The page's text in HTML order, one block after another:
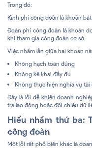
Trong đó:
Kinh phí công đoàn là khoản
Đoàn phí công đoàn là khoản
khi tham gia công đoàn cơ sở.
Việc nhầm lẫn giữa hai khoản
Không hạch toán đúng
Không kê khai đầy đủ
Không thực hiện nghĩa vụ
Đây là lỗi dễ khiến doanh
tra lao động hoặc đối chiếu dữ
Hiểu nhầm thứ ba:
công đoàn
Một lỗi rất phổ biến khác là